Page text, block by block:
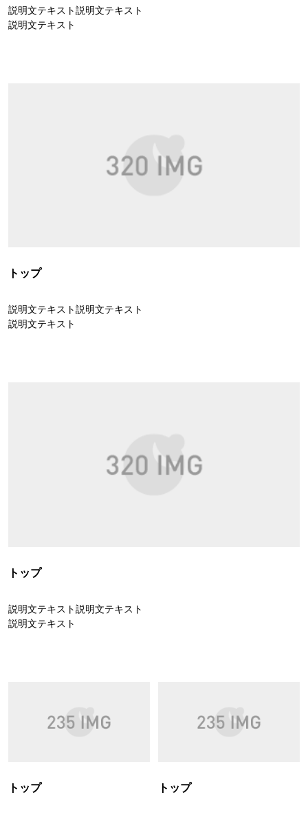
説明文テキスト説明文テキスト
説明文テキスト
トップ
説明文テキスト説明文テキスト
説明文テキスト
トップ
説明文テキスト説明文テキスト
説明文テキスト
トップ トップ